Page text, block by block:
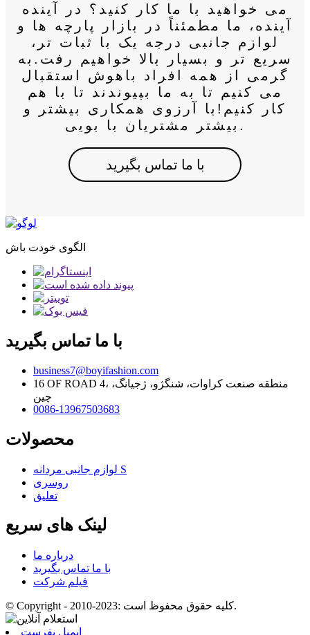
می خواهید با ما کار کنید؟ در آینده
آینده، ما مطمئناً در بازار پارچه ها و
لوازم جانبی درجه یک با ثبات تر،
سریع تر و بسیار بالا خواهیم رفت.به
گرمی از همه افراد باهوش استقبال
می کنیم تا به ما بپیوندند تا با هم
کار کنیم!با آرزوی همکاری بیشتر و
بیشتر مشتریان با بویی.
با ما تماس بگیرید
الگوی خودت باش
با ما تماس بگیرید
business7@boyifashion.com
16 OF ROAD 4، منطقه صنعت کراوات، شنگژو، ژجیانگ،
چین
0086-13967503683
محصولات
لوازم جانبی مردانه S
روسری
تعلیق
لینک های سریع
درباره ما
با ما تماس بگیرید
فیلم شرکت
© Copyright - 2010-2023: کلیه حقوق محفوظ است.
ایمیل بفرست